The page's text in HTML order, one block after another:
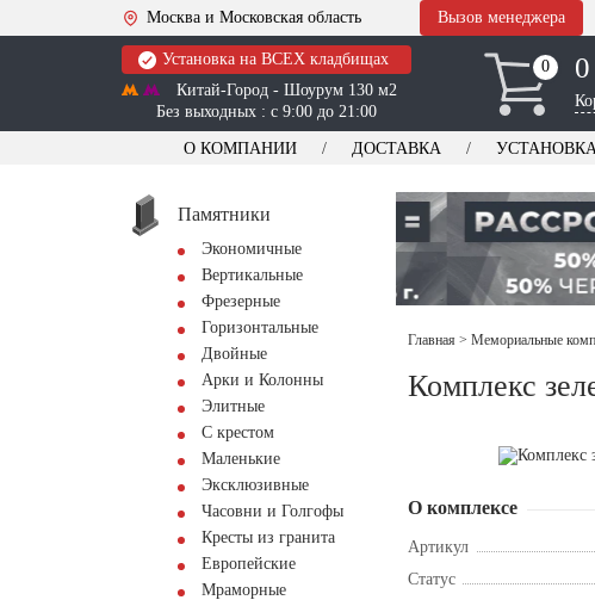
Москва и Московская область Вызов менеджера
Установка на ВСЕХ кладбищах
Китай-Город - Шоурум 130 м2
Без выходных : с 9:00 до 21:00
0
0
О КОМПАНИИ ДОСТАВКА УСТАНОВКА
Памятники
Экономичные
Вертикальные
Фрезерные
Горизонтальные
Двойные
Арки и Колонны
Элитные
С крестом
Маленькие
Эксклюзивные
Часовни и Голгофы
Кресты из гранита
Европейские
Мраморные
Главная > Мемориальные
Комплекс
О комплексе
Артикул
Статус